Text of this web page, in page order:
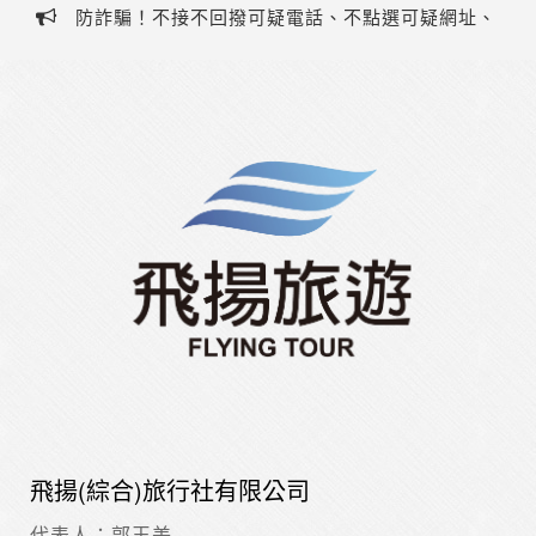
防詐騙！不接不回撥可疑電話、不點選可疑網址、
打客服電話(07)323-1588或防詐騙專線165！
飛揚(綜合)旅行社有限公司